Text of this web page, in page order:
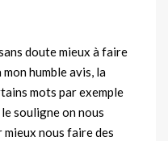
doute mieux à faire
mon humble avis, la
mots par exemple
souligne on nous
nous faire des